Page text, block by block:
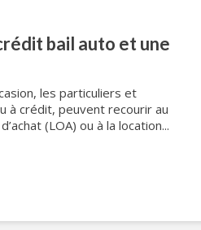
bail auto et une
les particuliers et
à crédit, peuvent recourir au
(LOA) ou à la location...